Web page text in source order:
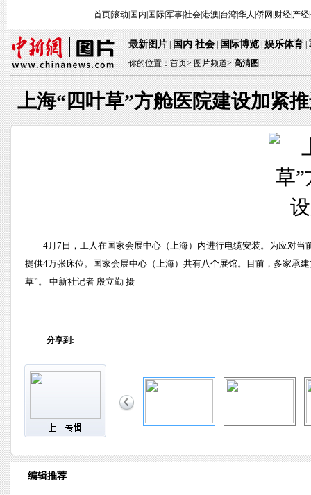
首页|滚动 国内 国际|军事|社会|港澳 台湾|华人 侨网 财经| 产经|
最新图片 | 国内·社会 | 国际博览 | 娱乐体育 |
你的位置：首页> 图片频道> 高清图
上海“四叶草”方舱医院建设加紧
4月7日，工人在国家会展中心（上海）内进行电缆安装。为应对
提供4万张床位。国家会展中心（上海）共有八个展馆。目前，多家承
草”。 中新社记者 殷立勤 摄
分享到:
编辑推荐